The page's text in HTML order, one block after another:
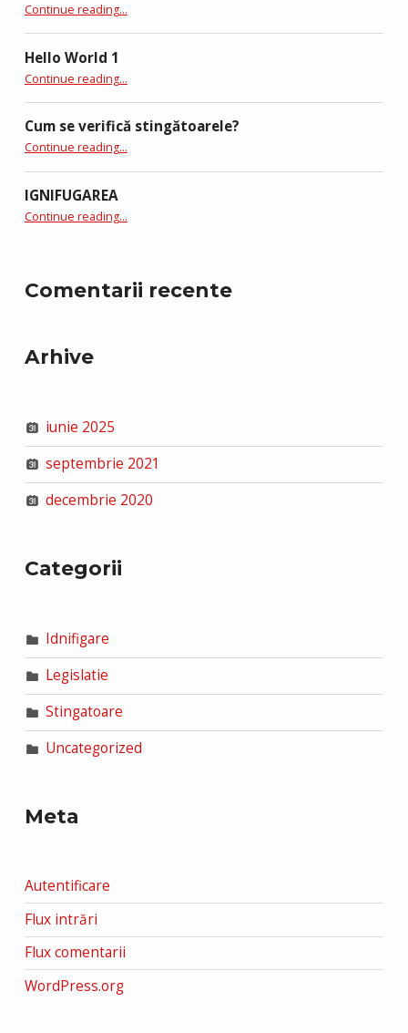
Continue reading…
Hello World 1
Continue reading…
Cum se verifică stingătoarele?
Continue reading…
IGNIFUGAREA
Continue reading…
Comentarii recente
Arhive
iunie 2025
septembrie 2021
decembrie 2020
Categorii
Idnifigare
Legislatie
Stingatoare
Uncategorized
Meta
Autentificare
Flux intrări
Flux comentarii
WordPress.org